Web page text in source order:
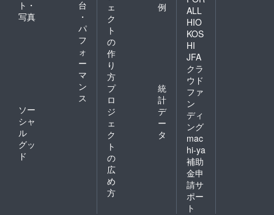
ト・
写真
台
・
パ
フ
ォ
ー
マ
ン
ス
ソー
シャ
ル
グッ
ド
ェ
ク
ト
の
作
り
方
例
プ
ロ
ジ
ェ
ク
ト
の
広
め
方
統
計
デ
ー
タ
ALL
HIO
KOS
HI
JFA
クラ
ウド
ファ
ン
ディ
ング
mac
hi-ya
補助
金申
請サ
ポー
ト